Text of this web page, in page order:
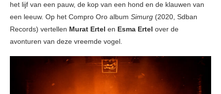
het lijf van een pauw, de kop van een hond en de klauwen van
een leeuw. Op het Compro Oro album Simurg (2020, Sdban
Records) vertellen Murat Ertel en Esma Ertel over de
avonturen van deze vreemde vogel.